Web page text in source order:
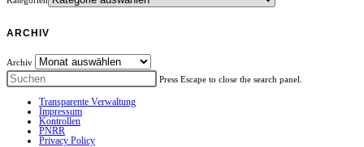
ARCHIV
Archiv
Press Escape to close the search panel.
Transparente Verwaltung
Impressum
Kontrollen
PNRR
Privacy Policy